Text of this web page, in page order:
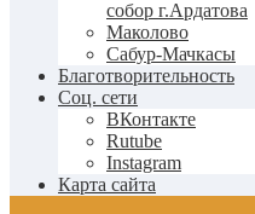
собор г.Ардатова
Маколово
Сабур-Мачкасы
Благотворительность
Соц. сети
ВКонтакте
Rutube
Instagram
Карта сайта